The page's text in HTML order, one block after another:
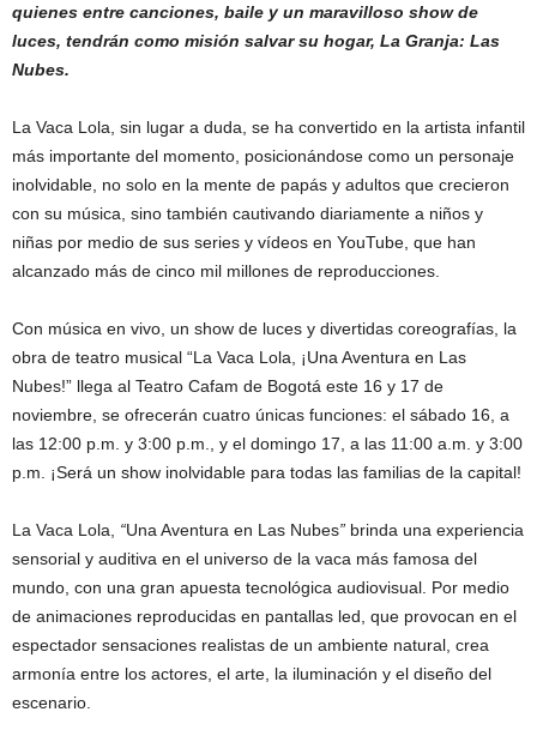
quienes entre canciones, baile y un maravilloso show de
luces, tendrán como misión salvar su hogar, La Granja: Las
Nubes.
La Vaca Lola, sin lugar a duda, se ha convertido en la artista infantil
más importante del momento, posicionándose como un personaje
inolvidable, no solo en la mente de papás y adultos que crecieron
con su música, sino también cautivando diariamente a niños y
niñas por medio de sus series y vídeos en YouTube, que han
alcanzado más de cinco mil millones de reproducciones.
Con música en vivo, un show de luces y divertidas coreografías, la
obra de teatro musical “La Vaca Lola, ¡Una Aventura en Las
Nubes!” llega al Teatro Cafam de Bogotá este 16 y 17 de
noviembre, se ofrecerán cuatro únicas funciones: el sábado 16, a
las 12:00 p.m. y 3:00 p.m., y el domingo 17, a las 11:00 a.m. y 3:00
p.m. ¡Será un show inolvidable para todas las familias de la capital!
La Vaca Lola, “Una Aventura en Las Nubes” brinda una experiencia
sensorial y auditiva en el universo de la vaca más famosa del
mundo, con una gran apuesta tecnológica audiovisual. Por medio
de animaciones reproducidas en pantallas led, que provocan en el
espectador sensaciones realistas de un ambiente natural, crea
armonía entre los actores, el arte, la iluminación y el diseño del
escenario.